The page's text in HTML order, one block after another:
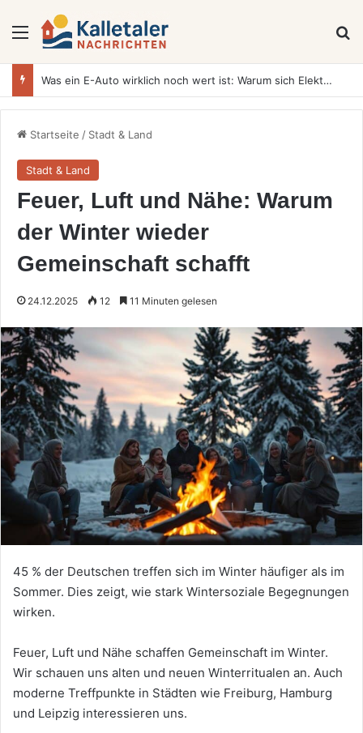
Menü
Was ein E-Auto wirklich noch wert ist: Warum sich Elektrofahrzeuge bei der Wertermittlung anders verhalten als Verbrenner
Startseite / Stadt & Land
Stadt & Land
Feuer, Luft und Nähe: Warum
der Winter wieder
Gemeinschaft schafft
24.12.2025 12 11 Minuten gelesen
45 % der Deutschen treffen sich im Winter häufiger als im
Sommer. Dies zeigt, wie stark Wintersoziale Begegnungen
wirken.
Feuer, Luft und Nähe schaffen Gemeinschaft im Winter.
Wir schauen uns alten und neuen Winterritualen an. Auch
moderne Treffpunkte in Städten wie Freiburg, Hamburg
und Leipzig interessieren uns.